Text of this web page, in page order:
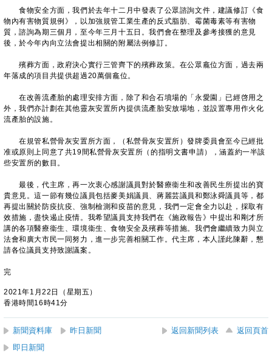
食物安全方面，我們於去年十二月中發表了公眾諮詢文件，建議修訂《食
物內有害物質規例》，以加強規管工業生產的反式脂肪、霉菌毒素等有害物
質，諮詢為期三個月，至今年三月十五日。我們會在整理及參考接獲的意見
後，於今年內向立法會提出相關的附屬法例修訂。
殯葬方面，政府決心實行三管齊下的殯葬政策。在公眾龕位方面，過去兩
年落成的項目共提供超過20萬個龕位。
在改善流產胎的處理安排方面，除了和合石墳場的「永愛園」已經啓用之
外，我們亦計劃在其他靈灰安置所內提供流產胎安放場地，並設置專用作火化
流產胎的設施。
在規管私營骨灰安置所方面，（私營骨灰安置所）發牌委員會至今已經批
准或原則上同意了共19間私營骨灰安置所（的指明文書申請），涵蓋約一半該
些安置所的數目。
最後，代主席，再一次衷心感謝議員對於醫療衞生和改善民生所提出的寶
貴意見。這一節有幾位議員包括麥美娟議員、蔣麗芸議員和鄭泳舜議員等，都
再提出關於防疫抗疫、強制檢測和疫苗的意見，我們一定會全力以赴，採取有
效措施，盡快遏止疫情。我希望議員支持我們在《施政報告》中提出和剛才所
講的各項醫療衞生、環境衞生、食物安全及殯葬等措施。我們會繼續致力與立
法會和廣大市民一同努力，進一步完善相關工作。代主席，本人謹此陳辭，懇
請各位議員支持致謝議案。
完
2021年1月22日（星期五）
香港時間16時41分
新聞資料庫 昨日新聞 返回新聞列表
返回頁首
即日新聞